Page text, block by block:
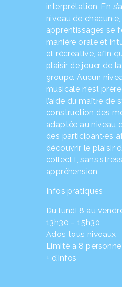
interprétation. En
niveau de
apprentissages se
manière orale et
et récréative, afin
plaisir de jouer de
groupe. Aucun
musicale n’est
l’aide du maître de
construction des
adaptée au niveau
des participant·es
découvrir le plaisir
collectif, sans
appréhension.
Infos pratiques
Du lundi 8 au
13h30 – 15h30
Ados tous niveaux
Limité à 8
+ d’infos